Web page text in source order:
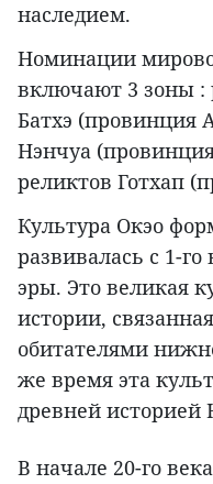
наследием.
Номинации
включают 3 зоны :
Батхэ (провинция
Нэнчуа
реликтов Готхап
Культура Окэо
развивалась с 1-
эры. Это великая
истории,
обитателями
же время эта
древней историей
В начале 20-го